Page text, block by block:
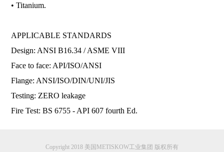
• Titanium.
APPLICABLE STANDARDS
Design: ANSI B16.34 / ASME VIII
Face to face: API/ISO/ANSI
Flange: ANSI/ISO/DIN/UNI/JIS
Testing: ZERO leakage
Fire Test: BS 6755 - API 607 fourth Ed.
Copyright 2018 美国METISKOW工业集团 版权所有